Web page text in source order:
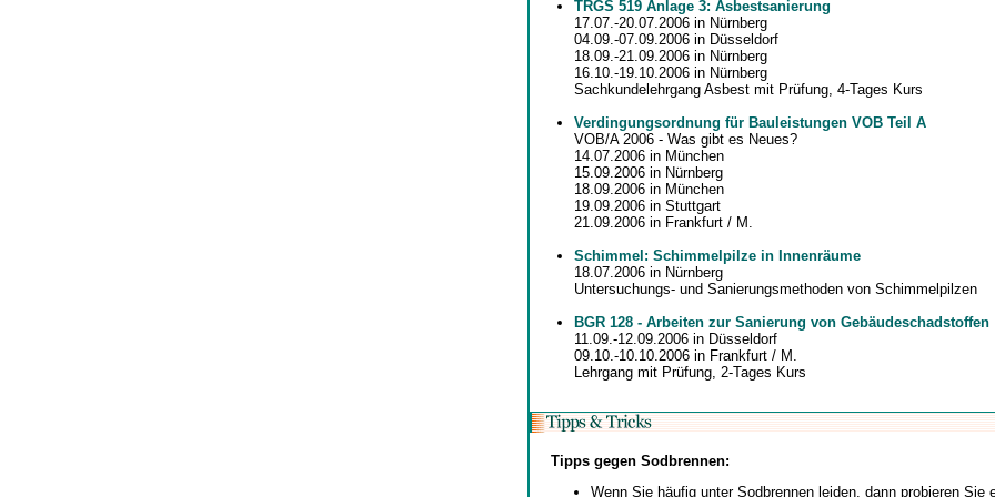
TRGS 519 Anlage 3: Asbestsanierung
17.07.-20.07.2006 in Nürnberg
04.09.-07.09.2006 in Düsseldorf
18.09.-21.09.2006 in Nürnberg
16.10.-19.10.2006 in Nürnberg
Sachkundelehrgang Asbest mit Prüfung, 4-Tages Kurs
Verdingungsordnung für Bauleistungen VOB Teil A
VOB/A 2006 - Was gibt es Neues?
14.07.2006 in München
15.09.2006 in Nürnberg
18.09.2006 in München
19.09.2006 in Stuttgart
21.09.2006 in Frankfurt / M.
Schimmel: Schimmelpilze in Innenräume
18.07.2006 in Nürnberg
Untersuchungs- und Sanierungsmethoden von Schimmelpilzen
BGR 128 - Arbeiten zur Sanierung von Gebäudeschadstoffen
11.09.-12.09.2006 in Düsseldorf
09.10.-10.10.2006 in Frankfurt / M.
Lehrgang mit Prüfung, 2-Tages Kurs
Tipps gegen Sodbrennen:
Wenn Sie häufig unter Sodbrennen leiden, dann probieren Sie